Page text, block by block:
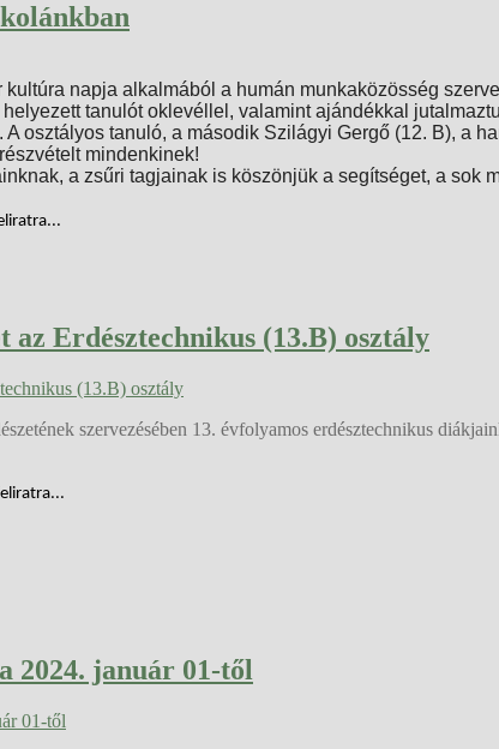
kultúra napja alkalmából a humán munkaközösség
tanulót oklevéllel, valamint ajándékkal
osztályos tanuló, a második Szilágyi Gergő (12. B), a
mindenkinek!
a zsűri tagjainak is köszönjük a segítséget, a sok
az Erdésztechnikus (13.B) osztály
szervezésében 13. évfolyamos erdésztechnikus
2024. január 01-től